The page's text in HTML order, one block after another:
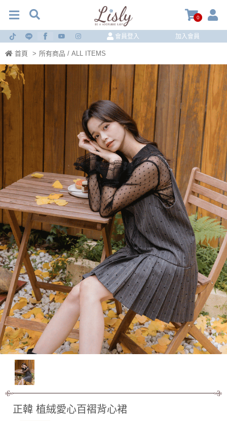
0
會員登入 加入會員
首頁 > 所有商品 / ALL ITEMS
正韓 植絨愛心百褶背心裙